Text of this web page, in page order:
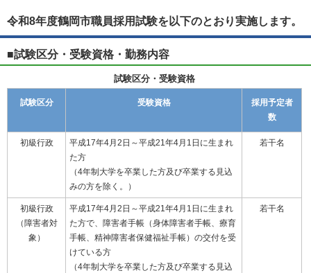
令和8年度鶴岡市職員採用試験を以下のとおり実施します。
■試験区分・受験資格・勤務内容
試験区分・受験資格
試験区分 受験資格
採用予定者
数
初級行政
平成17年4月2日～平成21年4月1日に生まれ
た方
（4年制大学を卒業した方及び卒業する見込
みの方を除く。）
若干名
初級行政
（障害者対
象）
平成17年4月2日～平成21年4月1日に生まれ
た方で、障害者手帳（身体障害者手帳、療育
手帳、精神障害者保健福祉手帳）の交付を受
けている方
（4年制大学を卒業した方及び卒業する見込
若干名